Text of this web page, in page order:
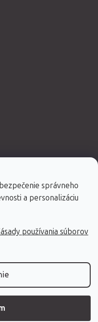
správneho
a personalizáciu
používania súborov
Premium